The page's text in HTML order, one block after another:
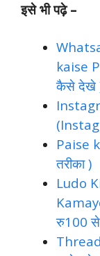
इसे भी पढ़े –
kaise
कैसे देखे
Paise
तरीका )
Ludo
रु100